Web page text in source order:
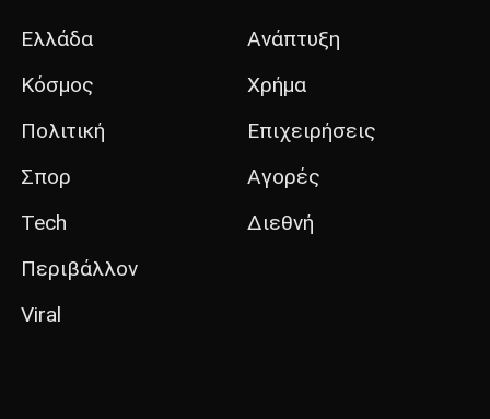
Ελλάδα
Κόσμος
Πολιτική
Σπορ
Tech
Περιβάλλον
Viral
Ανάπτυξη
Χρήμα
Επιχειρήσεις
Αγορές
Διεθνή